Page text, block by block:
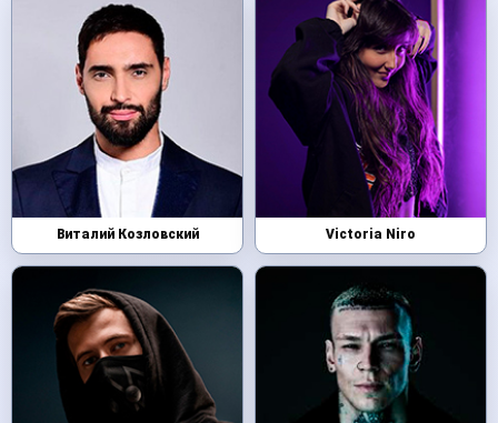
Виталий Козловский Victoria Niro